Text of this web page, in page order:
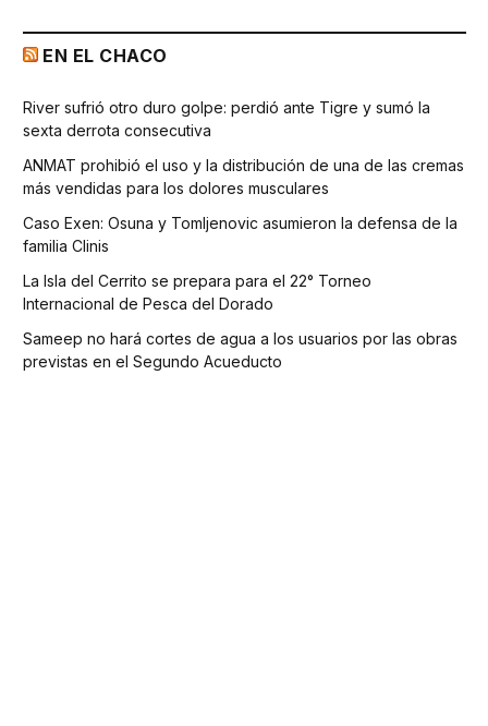
EN EL CHACO
River sufrió otro duro golpe: perdió ante Tigre y sumó la
sexta derrota consecutiva
ANMAT prohibió el uso y la distribución de una de las cremas
más vendidas para los dolores musculares
Caso Exen: Osuna y Tomljenovic asumieron la defensa de la
familia Clinis
La Isla del Cerrito se prepara para el 22° Torneo
Internacional de Pesca del Dorado
Sameep no hará cortes de agua a los usuarios por las obras
previstas en el Segundo Acueducto